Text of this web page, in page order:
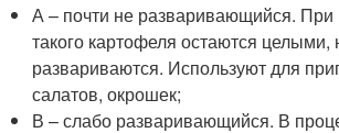
А – почти не разваривающийся. При
такого картофеля остаются целыми,
развариваются. Используют для
салатов, окрошек;
В – слабо разваривающийся. В